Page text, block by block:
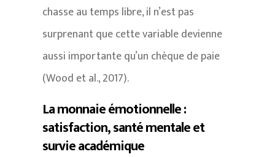
chasse au temps libre, il n’est pas
surprenant que cette variable devienne
aussi importante qu’un chèque de paie
(Wood et al., 2017).
La monnaie émotionnelle :
satisfaction, santé mentale et
survie académique